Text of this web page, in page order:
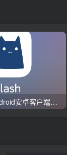
Clash for android安卓客户端保姆级新手使用教程